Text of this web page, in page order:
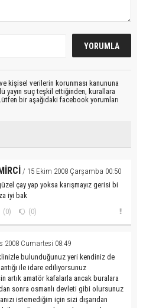
kişisel verilerin korunması kanununa
yayın suç teşkil ettiğinden, kurallara
bir aşağıdaki facebook yorumları
/ 15 Ekim 2008 Çarşamba 00:50
çay yap yoksa karışmayız gerisi bi
iyi bak
(0) (0)
2008 Cumartesi 08:49
bulunduğunuz yeri kendiniz de
ile idare ediliyorsunuz
artık amatör kafalarla ancak buralara
sonra osmanlı devleti gibi olursunuz
istemediğim için sizi dışarıdan